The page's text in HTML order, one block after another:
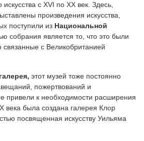
с XVI по ХХ век. Здесь,
произведения искусства,
поступили из Национальной
собрания является то, что это были
связанные с Великобританией
этот музей тоже постоянно
пожертвований и
привели к необходимости расширения
века была создана галерея Клор
посвященная искусству Уильяма